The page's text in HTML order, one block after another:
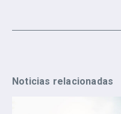
Noticias relacionadas